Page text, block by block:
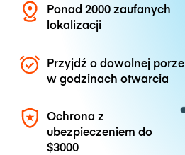
Ponad 2000 zaufanych
lokalizacji
Przyjdź o dowolnej porze
w godzinach otwarcia
Ochrona z
ubezpieczeniem do
$3000